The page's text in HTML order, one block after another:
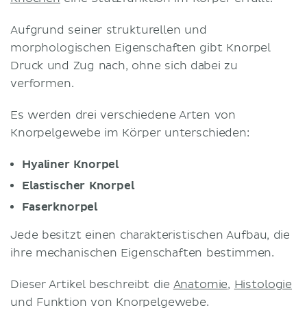
Aufgrund seiner strukturellen und
morphologischen Eigenschaften gibt Knorpel
Druck und Zug nach, ohne sich dabei zu
verformen.
Es werden drei verschiedene Arten von
Knorpelgewebe im Körper unterschieden:
Hyaliner Knorpel
Elastischer Knorpel
Faserknorpel
Jede besitzt einen charakteristischen Aufbau, die
ihre mechanischen Eigenschaften bestimmen.
Dieser Artikel beschreibt die Anatomie, Histologie
und Funktion von Knorpelgewebe.